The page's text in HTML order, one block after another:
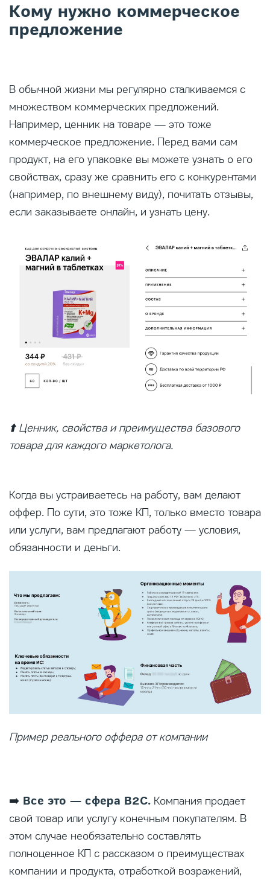
Кому нужно коммерческое
предложение
В обычной жизни мы регулярно сталкиваемся с
множеством коммерческих предложений.
Например, ценник на товаре — это тоже
коммерческое предложение. Перед вами сам
продукт, на его упаковке вы можете узнать о его
свойствах, сразу же сравнить его с конкурентами
(например, по внешнему виду), почитать отзывы,
если заказываете онлайн, и узнать цену.
⬆️ Ценник, свойства и преимущества базового
товара для каждого маркетолога.
Когда вы устраиваетесь на работу, вам делают
оффер. По сути, это тоже КП, только вместо товара
или услуги, вам предлагают работу — условия,
обязанности и деньги.
Пример реального оффера от компании
➡️ Все это — сфера B2C. Компания продает
свой товар или услугу конечным покупателям. В
этом случае необязательно составлять
полноценное КП с рассказом о преимуществах
компании и продукта, отработкой возражений,